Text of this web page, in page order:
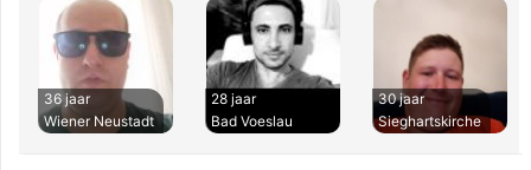
36 jaar
Wiener Neustadt
28 jaar
Bad Voeslau
30 jaar
Sieghartskirche